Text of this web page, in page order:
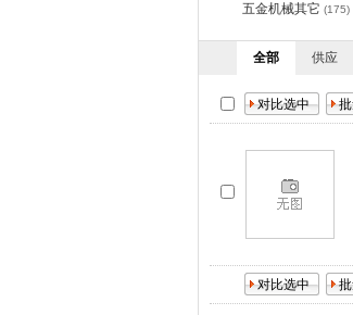
五金机械其它 (175)
全部 供应